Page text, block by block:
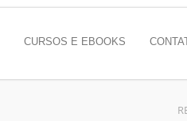
CURSOS E EBOOKS